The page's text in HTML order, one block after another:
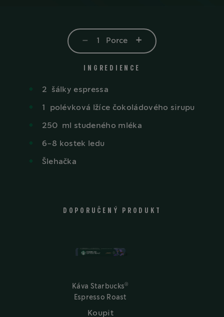
- 1 Porce +
INGREDIENCE
2 šálky espressa
1 polévková lžíce čokoládového sirupu
250 ml studeného mléka
6-8 kostek ledu
Šlehačka
DOPORUČENÝ PRODUKT
Káva Starbucks®
Espresso Roast
Koupit